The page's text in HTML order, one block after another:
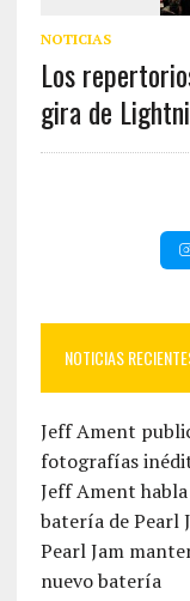
NOTICIAS
Los
gira de
NOTICIAS
Jeff Ament
fotografías
Jeff Ament
batería de Pearl
Pearl Jam
nuevo batería